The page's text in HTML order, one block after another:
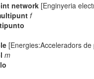
network [Enginyeria
f
[Energies:Acceleradors
m